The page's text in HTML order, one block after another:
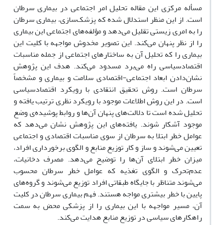
مسأله مرکزی این مقاله تحلیل امر اجتماعی در بیماری سرطان
است. از این منظر استدلال شده که پزشک‌سازی، بیماری سرطان
را به امری زیستی تقلیل می‌دهد و مؤلفه‌های اجتماعی این بیماری
را از نظر پنهان می‌کند. این تصویر مخدوش مواجهه با کلیت این
بیماری را که تحلیل آن به ساختارهای اجتماعی از جمله مناسبات
اقتصادسیاسی راه می‌برد مسدود می‌کند. هدف این پژوهش
نشان‌دادن ابعاد اجتماعی-اقتصادی سلامت و بیماری و مشخصاً
سرطان است. روش تحقیق انتقادی با رویکرد اقتصادسیاسی
است. در این روش اطلاعات موجود با رویکرد نظری ترتیب‌ یافته و
تحلیل شده است تا دلالت‌های پنهان آن‌ها و روابط پوشیده‌ی وضع
موجود آشکار شوند. یافته‌های این پژوهش نشان می‌دهد که
عوامل خطر ابتلا به سرطان از سوی مناسبات اقتصادی و اجتماعی
تعیین می‌شوند و ساز و کار توزیع منابع و الگوی برخورداری افراد،
میزان خطر ابتلای آن‌ها را توضیح می‌دهد. مصرف دخانیات،
عدم‌تحرک و الگوی تغذیه که عوامل خطر سرطان محسوب
می‌شوند متناظر با جایگاه طبقاتی افراد توزیع می‌شوند و گروه‌های
پایین با خطر بیشتری مواجه هستند. فهم بیماری سرطان در کلیت
آن، مسیر مواجهه با این بیماری را از پزشکی محض به سمت
راهکارهای سیاسی در توزیع منابع هدایت می‌کند.